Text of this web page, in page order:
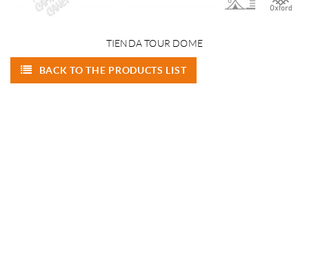
TIENDA TOUR DOME
BACK TO THE PRODUCTS LIST